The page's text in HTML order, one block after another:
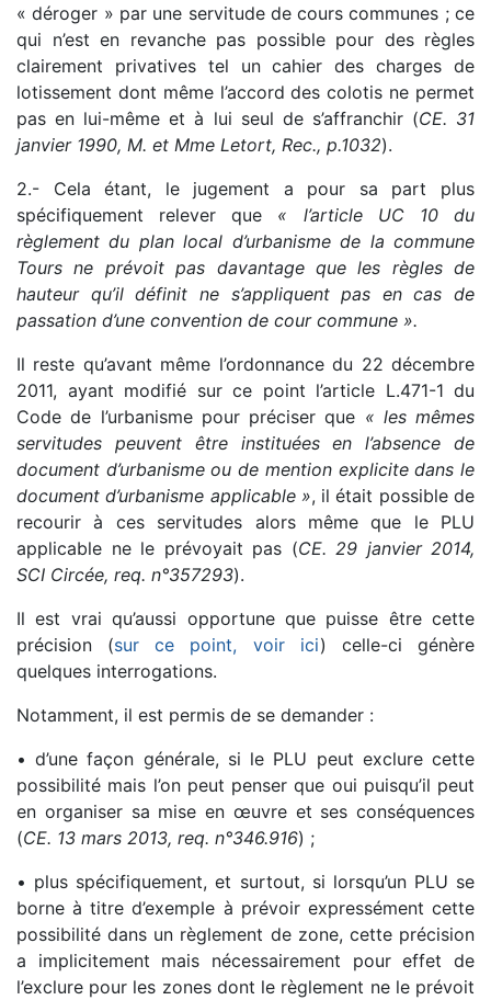
« déroger » par une servitude de cours communes ; ce
qui n’est en revanche pas possible pour des règles
clairement privatives tel un cahier des charges de
lotissement dont même l’accord des colotis ne permet
pas en lui-même et à lui seul de s’affranchir (CE. 31
janvier 1990, M. et Mme Letort, Rec., p.1032).
2.- Cela étant, le jugement a pour sa part plus
spécifiquement relever que « l’article UC 10 du
règlement du plan local d’urbanisme de la commune
Tours ne prévoit pas davantage que les règles de
hauteur qu’il définit ne s’appliquent pas en cas de
passation d’une convention de cour commune ».
Il reste qu’avant même l’ordonnance du 22 décembre
2011, ayant modifié sur ce point l’article L.471-1 du
Code de l’urbanisme pour préciser que « les mêmes
servitudes peuvent être instituées en l’absence de
document d’urbanisme ou de mention explicite dans le
document d’urbanisme applicable », il était possible de
recourir à ces servitudes alors même que le PLU
applicable ne le prévoyait pas (CE. 29 janvier 2014,
SCI Circée, req. n°357293).
Il est vrai qu’aussi opportune que puisse être cette
précision (sur ce point, voir ici) celle-ci génère
quelques interrogations.
Notamment, il est permis de se demander :
• d’une façon générale, si le PLU peut exclure cette
possibilité mais l’on peut penser que oui puisqu’il peut
en organiser sa mise en œuvre et ses conséquences
(CE. 13 mars 2013, req. n°346.916) ;
• plus spécifiquement, et surtout, si lorsqu’un PLU se
borne à titre d’exemple à prévoir expressément cette
possibilité dans un règlement de zone, cette précision
a implicitement mais nécessairement pour effet de
l’exclure pour les zones dont le règlement ne le prévoit